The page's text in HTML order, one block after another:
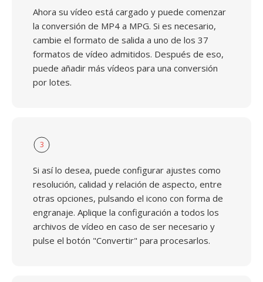
Ahora su vídeo está cargado y puede comenzar
la conversión de MP4 a MPG. Si es necesario,
cambie el formato de salida a uno de los 37
formatos de vídeo admitidos. Después de eso,
puede añadir más vídeos para una conversión
por lotes.
3
Si así lo desea, puede configurar ajustes como
resolución, calidad y relación de aspecto, entre
otras opciones, pulsando el icono con forma de
engranaje. Aplique la configuración a todos los
archivos de vídeo en caso de ser necesario y
pulse el botón "Convertir" para procesarlos.